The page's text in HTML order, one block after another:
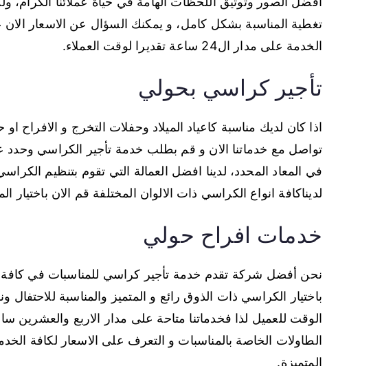
تغطية المناسبة بشكل كامل، و يمكنك السؤال عن الاسعار
الخدمة على مدار ال24 ساعة تقديرا لوقت العملاء.
تأجير كراسي بحولي
اذا كان لديك مناسبة كاعياد الميلاد وحفلات التخرج و الافراح
تواصل مع خدماتنا الان و قم بطلب خدمة تأجير الكراسي
في المعاد المحدد، لدينا افضل العمالة التي تقوم بتنظيم
لديناكافة انواع الكراسي ذات الالوان المختلفة قم الان
خدمات افراح حولي
نحن أفضل شركة تقدم خدمة تأجير كراسي للمناسبات في كافة
باختيار الكراسي ذات الذوق رائع و المتميز والمناسبة
الوقت للعميل لذا فخدماتنا متاحة على مدار الاربع والعشرين
الطاولات الخاصة بالمناسبات و التعرف على الاسعار لكافة
المتميزة.